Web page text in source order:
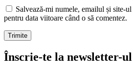
Salvează-mi numele, emailul și site-
pentru data viitoare când o să comentez.
Înscrie-te la newsletter-